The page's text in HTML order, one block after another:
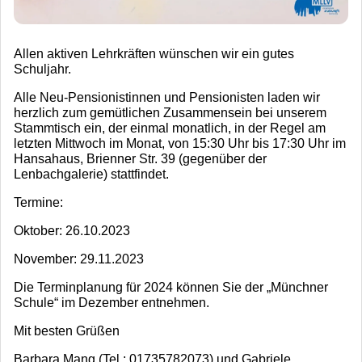
Allen aktiven Lehrkräften wünschen wir ein gutes
Schuljahr.
Alle Neu-Pensionistinnen und Pensionisten laden wir
herzlich zum gemütlichen Zusammensein bei unserem
Stammtisch ein, der einmal monatlich, in der Regel am
letzten Mittwoch im Monat, von 15:30 Uhr bis 17:30 Uhr im
Hansahaus, Brienner Str. 39 (gegenüber der
Lenbachgalerie) stattfindet.
Termine:
Oktober: 26.10.2023
November: 29.11.2023
Die Terminplanung für 2024 können Sie der „Münchner
Schule“ im Dezember entnehmen.
Mit besten Grüßen
Barbara Mang (Tel.: 01735782073) und Gabriele